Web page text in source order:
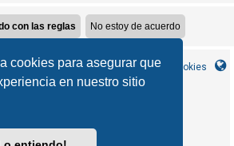
cookies para asegurar que
en nuestro sitio
Borrar cookies
Contáctanos
phpBB® Forum Software © phpBB Limited